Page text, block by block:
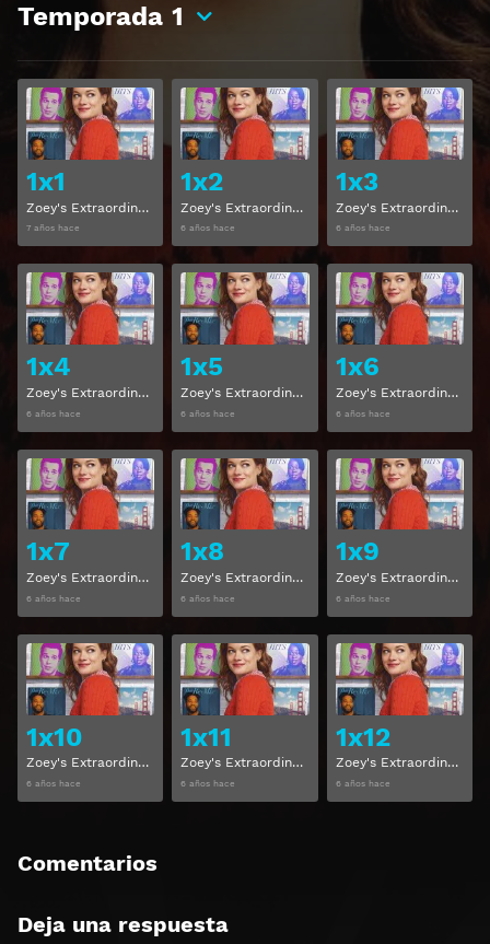
Temporada 1
1x1
Zoey's Extraordinary Playlist Temporada 1 Capitulo 1
7 años hace
Ver
1x2
Zoey's Extraordinary Playlist Temporada 1 Capitulo 2
6 años hace
Ver
1x3
Zoey's Extraordinary Playlist Temporada 1 Capitulo 3
6 años hace
1x4
Zoey's Extraordinary Playlist Temporada 1 Capitulo 4
6 años hace
Ver
1x5
Zoey's Extraordinary Playlist Temporada 1 Capitulo 5
6 años hace
Ver
1x6
Zoey's Extraordinary Playlist Temporada 1 Capitulo 6
6 años hace
1x7
Zoey's Extraordinary Playlist Temporada 1 Capitulo 7
6 años hace
Ver
1x8
Zoey's Extraordinary Playlist Temporada 1 Capitulo 8
6 años hace
Ver
1x9
Zoey's Extraordinary Playlist Temporada 1 Capitulo 9
6 años hace
1x10
Zoey's Extraordinary Playlist Temporada 1 Capitulo 10
6 años hace
Ver
1x11
Zoey's Extraordinary Playlist Temporada 1 Capitulo 11
6 años hace
Ver
1x12
Zoey's Extraordinary Playlist Temporada 1 Capitulo 12
6 años hace
Comentarios
Deja una respuesta